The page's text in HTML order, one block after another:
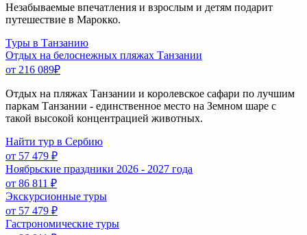
Незабываемые впечатления и взрослым и детям подарит
путешествие в Марокко.
Туры в Танзанию
Отдых на белоснежных пляжах Танзании
от 216 089₽
Отдых на пляжах Танзании и королевское сафари по лучшим
паркам Танзании - единственное место на Земном шаре с
такой высокой концентрацией животных.
Найти тур в Сербию
от 57 479 ₽
Ноябрьские праздники 2026 - 2027 года
от 86 811 ₽
Экскурсионные туры
от 57 479 ₽
Гастрономические туры